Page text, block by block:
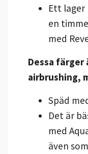
Ett lager
en
med
Dessa färger
airbrushing,
Späd
Det är
med
även